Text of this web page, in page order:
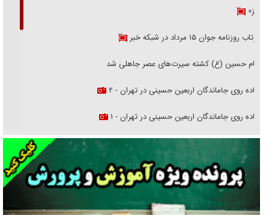
هرمز»
بازتاب روزنامه جوان ۱۵ مرداد در شبکه خبر
امام حسین (ع) کشته سیرت‌های عصر جاهلی شد
پیاده روی جاماندگان اربعین حسینی در تهران - ۲
پیاده روی جاماندگان اربعین حسینی در تهران - ۱
فریاد‌ها و ناله‌های دوستان مبارزدلم را آتش می‌زد
تغییر رویه دشمن در ترور از شیخ فضل‌الله تا مصباح یزدی
خرید قسطی اولش خنده و آخرش گریه است!